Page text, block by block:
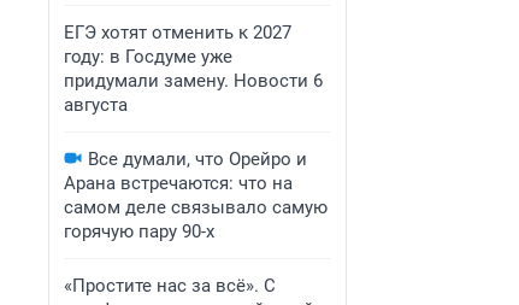
ЕГЭ хотят отменить к 2027
году: в Госдуме уже
придумали замену. Новости 6
августа
Все думали, что Орейро и
Арана встречаются: что на
самом деле связывало самую
горячую пару 90-х
«Простите нас за всё». С